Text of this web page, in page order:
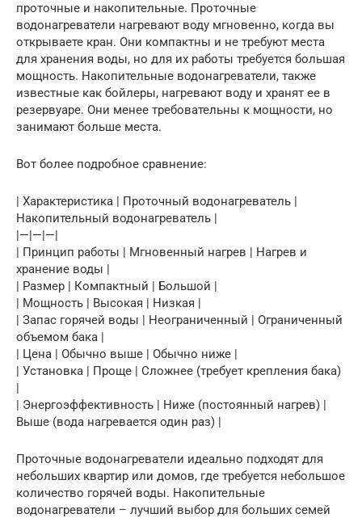
проточные и накопительные. Проточные
водонагреватели нагревают воду мгновенно, когда вы
открываете кран. Они компактны и не требуют места
для хранения воды, но для их работы требуется большая
мощность. Накопительные водонагреватели, также
известные как бойлеры, нагревают воду и хранят ее в
резервуаре. Они менее требовательны к мощности, но
занимают больше места.
Вот более подробное сравнение:
| Характеристика | Проточный водонагреватель |
Накопительный водонагреватель |
|—|—|—|
| Принцип работы | Мгновенный нагрев | Нагрев и
хранение воды |
| Размер | Компактный | Большой |
| Мощность | Высокая | Низкая |
| Запас горячей воды | Неограниченный | Ограниченный
объемом бака |
| Цена | Обычно выше | Обычно ниже |
| Установка | Проще | Сложнее (требует крепления бака)
|
| Энергоэффективность | Ниже (постоянный нагрев) |
Выше (вода нагревается один раз) |
Проточные водонагреватели идеально подходят для
небольших квартир или домов, где требуется небольшое
количество горячей воды. Накопительные
водонагреватели – лучший выбор для больших семей